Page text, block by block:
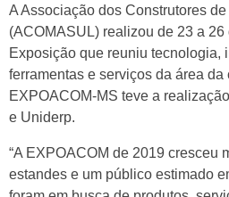
A Associação dos Construtores de
(ACOMASUL) realizou de 23 a 26
Exposição que reuniu tecnologia,
ferramentas e serviços da área da
EXPOACOM-MS teve a
e Uniderp.
“A EXPOACOM de 2019 cresceu
estandes e um público estimado